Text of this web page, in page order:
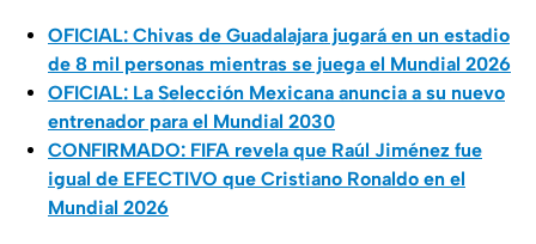
OFICIAL: Chivas de Guadalajara jugará en un estadio
de 8 mil personas mientras se juega el Mundial 2026
OFICIAL: La Selección Mexicana anuncia a su nuevo
entrenador para el Mundial 2030
CONFIRMADO: FIFA revela que Raúl Jiménez fue
igual de EFECTIVO que Cristiano Ronaldo en el
Mundial 2026